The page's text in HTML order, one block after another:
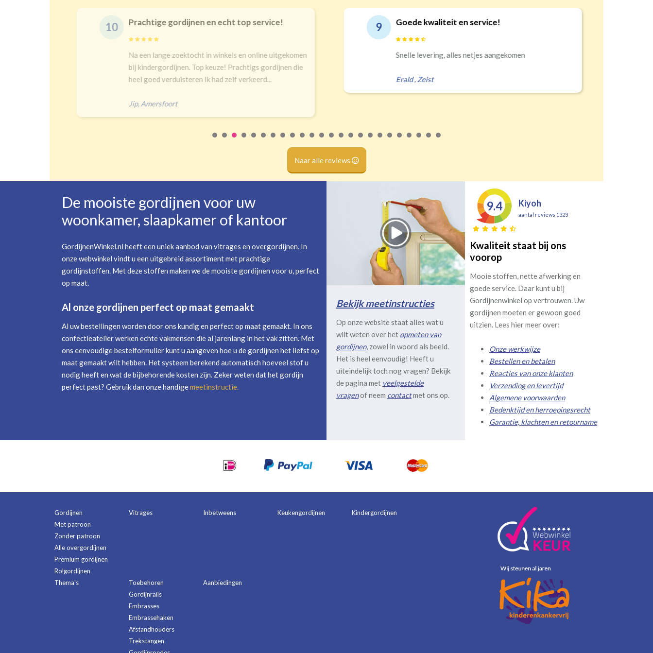
10 Prachtige gordijnen en echt top service!
Na een lange zoektocht in winkels en online uitgekomen
bij kindergordijnen. Top keuze! Prachtigs gordijnen die
heel goed verduisteren Ik had zelf verkeerd...
Jip,Amersfoort
9 Goede kwaliteit en service!
Snelle levering, alles netjes aangekomen
Erald,Zeist
Naar alle reviews
De mooiste gordijnen voor uw
woonkamer, slaapkamer of kantoor
GordijnenWinkel.nl heeft een uniek aanbod van vitrages en overgordijnen. In
onze webwinkel vindt u een uitgebreid assortiment met prachtige
gordijnstoffen. Met deze stoffen maken we de mooiste gordijnen voor u, perfect
op maat.
Al onze gordijnen perfect op maat gemaakt
Al uw bestellingen worden door ons kundig en perfect op maat gemaakt. In ons
confectieatelier werken echte vakmensen die al jarenlang in het vak zitten. Met
ons eenvoudige bestelformulier kunt u aangeven hoe u de gordijnen het liefst op
maat gemaakt wilt hebben. Het systeem berekend automatisch hoeveel stof u
nodig heeft en wat de bijbehorende kosten zijn. Zeker weten dat het gordijn
perfect past? Gebruik dan onze handigemeetinstructie.
Bekijk meetinstructies
Op onze website staat alles wat u
wilt weten over het opmeten van
gordijnen, zowel in woord als beeld.
Het is heel eenvoudig! Heeft u
uiteindelijk toch nog vragen? Bekijk
de pagina met veelgestelde
vragenof neem contactmet ons op.
9.4 Kiyoh
aantal reviews 1323
Kwaliteit staat bij ons
voorop
Mooie stoffen, nette afwerking en
goede service. Daar kunt u bij
Gordijnenwinkel op vertrouwen. Uw
gordijnen moeten er gewoon goed
uitzien. Lees hier meer over:
Onze werkwijze
Bestellen en betalen
Reacties van onze klanten
Verzending en levertijd
Algemene voorwaarden
Bedenktijd en herroepingsrecht
Garantie, klachten en retourname
Gordijnen
Met patroon
Zonder patroon
Alle overgordijnen
Premium gordijnen
Rolgordijnen
Vitrages Inbetweens Keukengordijnen Kindergordijnen
Thema's
Toebehoren
Gordijnrails
Embrasses
Embrassehaken
Afstandhouders
Trekstangen
Aanbiedingen